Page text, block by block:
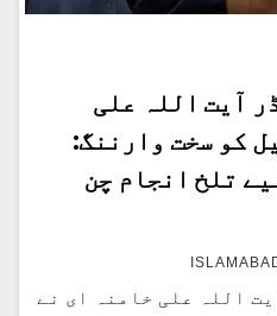
آیت اللہ علی
کو سخت وارننگ:
تلخ انجام چن
اللہ علی خامنہ ای نے